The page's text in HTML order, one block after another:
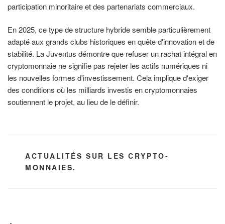
participation minoritaire et des partenariats commerciaux.
En 2025, ce type de structure hybride semble particulièrement
adapté aux grands clubs historiques en quête d'innovation et de
stabilité. La Juventus démontre que refuser un rachat intégral en
cryptomonnaie ne signifie pas rejeter les actifs numériques ni
les nouvelles formes d'investissement. Cela implique d'exiger
des conditions où les milliards investis en cryptomonnaies
soutiennent le projet, au lieu de le définir.
CATÉGORIES
ACTUALITÉS SUR LES CRYPTO-
MONNAIES.